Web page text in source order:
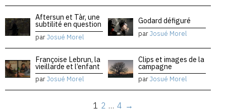
Aftersun et Tàr, une
subtilité en question
parJosué Morel
Godard défiguré
parJosué Morel
Françoise Lebrun, la
vieillarde et l’enfant
parJosué Morel
Clips et images de la
campagne
parJosué Morel
1 2 … 4 →